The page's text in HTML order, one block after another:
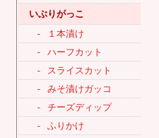
いぶりがっこ
- １本漬け
- ハーフカット
- スライスカット
- みそ漬けガッコ
- チーズディップ
- ふりかけ